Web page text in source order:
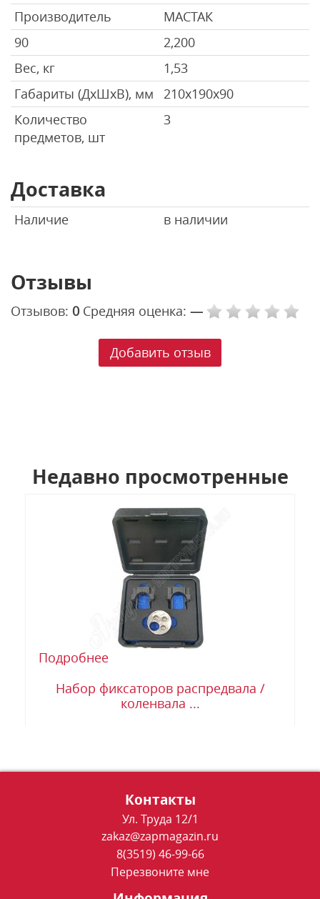
Производитель
МАСТАК
90
2,200
Вес, кг
1,53
Габариты (ДхШхВ), мм
210х190х90
Количество
предметов, шт
3
Доставка
Наличие в наличии
Отзывы
Отзывов: 0 Средняя оценка: —
Добавить отзыв
Недавно просмотренные
Подробнее
Набор фиксаторов распредвала /
коленвала ...
Контакты
Ул. Труда 12/1
zakaz@zapmagazin.ru
8(3519) 46-99-66
Перезвоните мне